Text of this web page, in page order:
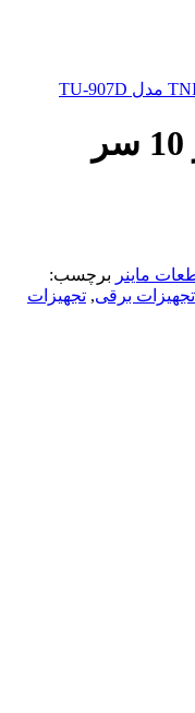
ماینر برچسب:
تجهیزات برقی, تجهیزات